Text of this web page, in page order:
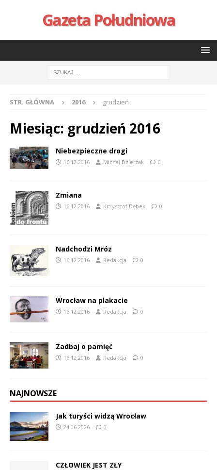
Gazeta Południowa
STR. GŁÓWNA 2016 grudzień
Miesiąc: grudzień 2016
Niebezpieczne drogi
16.12.2016 Michał Dzierżak 0
Zmiana
16.12.2016 Krzysztof Dębek 0
Nadchodzi Mróz
16.12.2016 Redakcja 0
Wrocław na plakacie
16.12.2016 Redakcja 0
Zadbaj o pamięć
16.12.2016 Redakcja 0
NAJNOWSZE
Jak turyści widzą Wrocław
24.06.2026 0
CZŁOWIEK JEST ZŁY